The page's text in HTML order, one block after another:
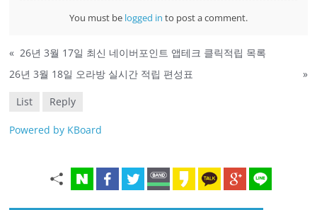
You must be logged in to post a comment.
« 26년 3월 17일 최신 네이버포인트 앱테크 클릭적립 목록
26년 3월 18일 오라방 실시간 적립 편성표
»
List Reply
Powered by KBoard